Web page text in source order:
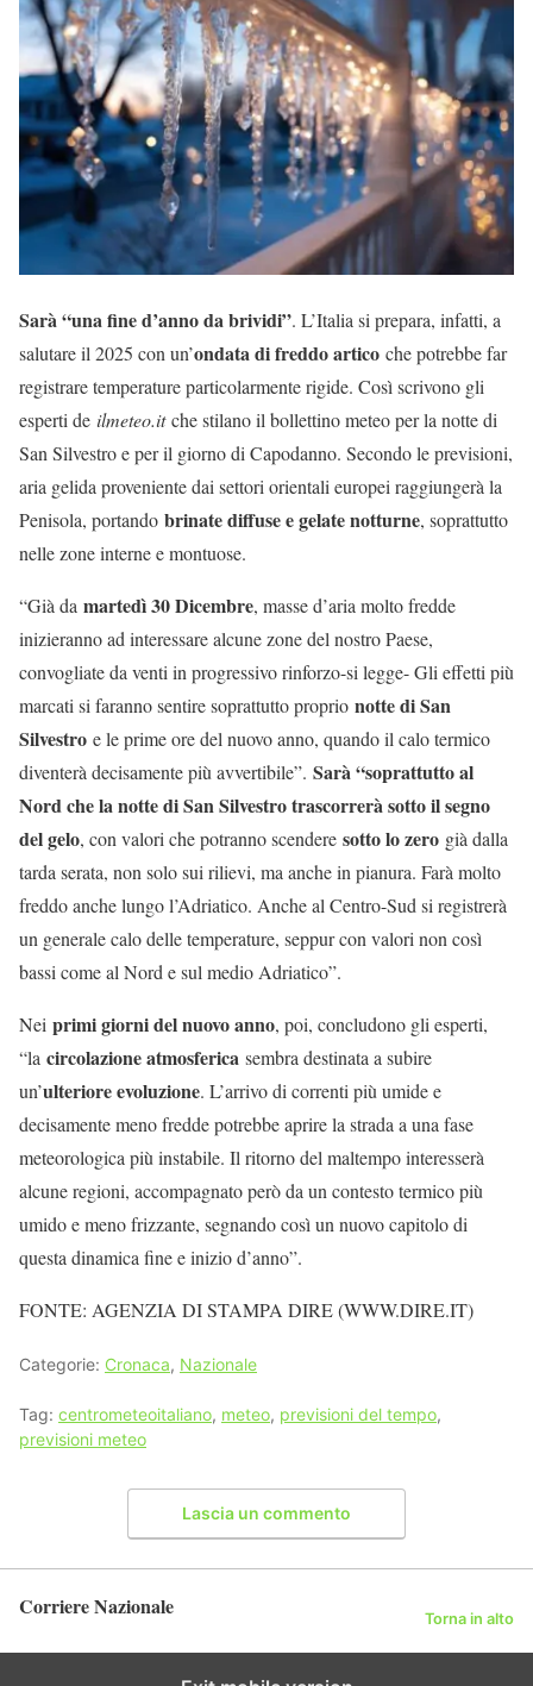
Sarà “una fine d’anno da brividi”. L’Italia si prepara, infatti, a
salutare il 2025 con un’ondata di freddo artico che potrebbe far
registrare temperature particolarmente rigide. Così scrivono gli
esperti de ilmeteo.itche stilano il bollettino meteo per la notte di
San Silvestro e per il giorno di Capodanno. Secondo le previsioni,
aria gelida proveniente dai settori orientali europei raggiungerà la
Penisola, portando brinate diffuse e gelate notturne, soprattutto
nelle zone interne e montuose.
“Già da martedì 30 Dicembre, masse d’aria molto fredde
inizieranno ad interessare alcune zone del nostro Paese,
convogliate da venti in progressivo rinforzo-si legge- Gli effetti più
marcati si faranno sentire soprattutto proprio notte di San
Silvestro e le prime ore del nuovo anno, quando il calo termico
diventerà decisamente più avvertibile”. Sarà “soprattutto al
Nord che la notte di San Silvestro trascorrerà sotto il segno
del gelo, con valori che potranno scendere sotto lo zero già dalla
tarda serata, non solo sui rilievi, ma anche in pianura. Farà molto
freddo anche lungo l’Adriatico. Anche al Centro-Sud si registrerà
un generale calo delle temperature, seppur con valori non così
bassi come al Nord e sul medio Adriatico”.
Nei primi giorni del nuovo anno, poi, concludono gli esperti,
“la circolazione atmosferica sembra destinata a subire
un’ulteriore evoluzione. L’arrivo di correnti più umide e
decisamente meno fredde potrebbe aprire la strada a una fase
meteorologica più instabile. Il ritorno del maltempo interesserà
alcune regioni, accompagnato però da un contesto termico più
umido e meno frizzante, segnando così un nuovo capitolo di
questa dinamica fine e inizio d’anno”.
FONTE: AGENZIA DI STAMPA DIRE (WWW.DIRE.IT)
Categorie: Cronaca, Nazionale
Tag: centrometeoitaliano, meteo, previsioni del tempo,
previsioni meteo
Lascia un commento
Corriere Nazionale Torna in alto